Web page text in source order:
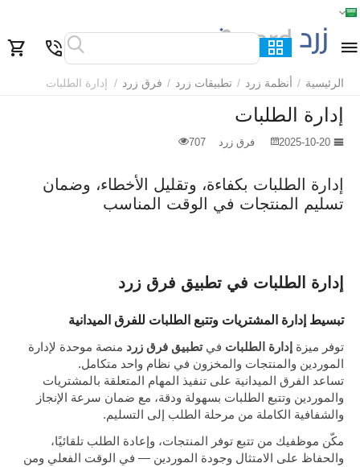
الرئيسية / أنظمة زرد / تطبيقات زرد / فرق زرد / إدارة الطلبات
إدارة الطلبات
2025-10-20 فرق زرد 707
إدارة الطلبات بكفاءة، وتقليل الأخطاء، وضمان
تسليم المنتجات في الوقت المناسب
إدارة الطلبات في تطبيق فرق زرد
تبسيط إدارة المشتريات وتتبع الطلبات للفرق الميدانية
توفر ميزة إدارة الطلبات فيتطبيق فرق زرد منصة موحدة لإدارة
الموردين والمنتجات والمخزون في نظام واحد متكامل.
تساعد الفرق الميدانية على تنفيذ المهام المتعلقة بالمشتريات
والموردين وتتبع الطلبات بسهولة ودقة، مع ضمان سرعة الإنجاز
والشفافية الكاملة من مرحلة الطلب إلى التسليم.
مكّن موظفيك من تتبع توفر المنتجات، وإعادة الطلب تلقائيًا،
والحفاظ على الامتثال وجودة الموردين — في الوقت الفعلي ومن
الرئيسية القائمة بحث السلة قائمة المفضلة